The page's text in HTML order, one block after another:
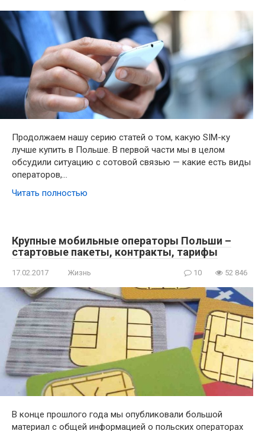
Продолжаем нашу серию статей о том, какую SIM-ку
лучше купить в Польше. В первой части мы в целом
обсудили ситуацию с сотовой связью — какие есть виды
операторов,…
Читать полностью
Крупные мобильные операторы Польши –
стартовые пакеты, контракты, тарифы
17.02.2017 Жизнь 10 52 846
В конце прошлого года мы опубликовали большой
материал с общей информацией о польских операторах